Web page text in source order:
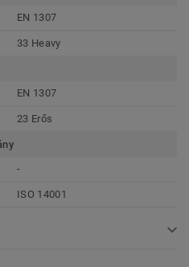
EN 1307
33 Heavy
EN 1307
23 Erős
-
ISO 14001